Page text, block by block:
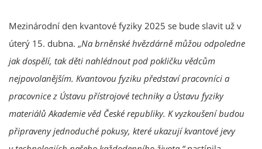
Mezinárodní den kvantové fyziky 2025 se bude slavit už v
úterý 15. dubna. „Na brněnské hvězdárně můžou odpoledne
jak dospělí, tak děti nahlédnout pod pokličku vědcům
nejpovolanějším. Kvantovou fyziku představí pracovníci a
pracovnice z Ústavu přístrojové techniky a Ústavu fyziky
materiálů Akademie věd České republiky. K vyzkoušení budou
připraveny jednoduché pokusy, které ukazují kvantové jevy